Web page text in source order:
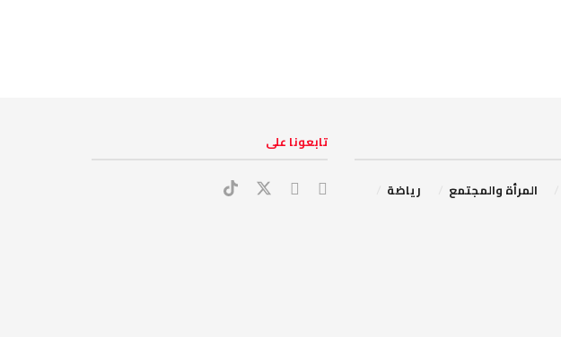
‏المرأة والمجتمع
رياضة
‏تابعونا على